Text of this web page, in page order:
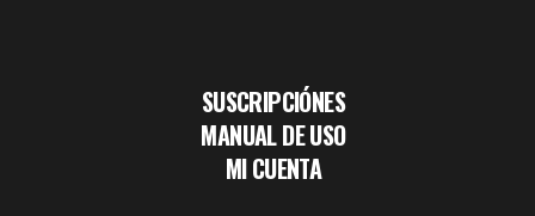
SUSCRIPCIÓNES
MANUAL DE USO
MI CUENTA